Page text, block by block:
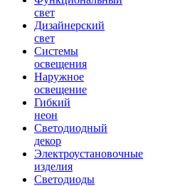
свет
Дизайнерский
свет
Системы
освещения
Наружное
освещение
Гибкий
неон
Светодиодный
декор
Электроустановочные
изделия
Светодиоды